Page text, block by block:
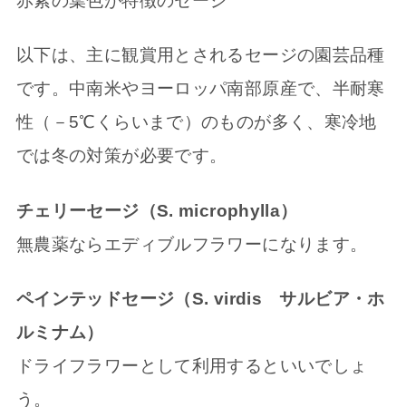
以下は、主に観賞用とされるセージの園芸品種
です。中南米やヨーロッパ南部原産で、半耐寒
性（－5℃くらいまで）のものが多く、寒冷地
では冬の対策が必要です。
チェリーセージ（S. microphylla）
無農薬ならエディブルフラワーになります。
ペインテッドセージ（S. virdis サルビア・ホ
ルミナム）
ドライフラワーとして利用するといいでしょ
う。